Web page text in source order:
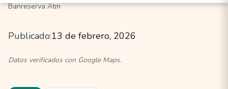
Banreserva Atm
Publicado:13 de febrero, 2026
Datos verificados con Google Maps.